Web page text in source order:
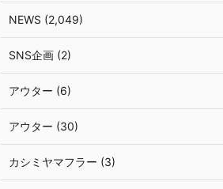
NEWS (2,049)
SNS企画 (2)
アウター (6)
アウター (30)
カシミヤマフラー (3)